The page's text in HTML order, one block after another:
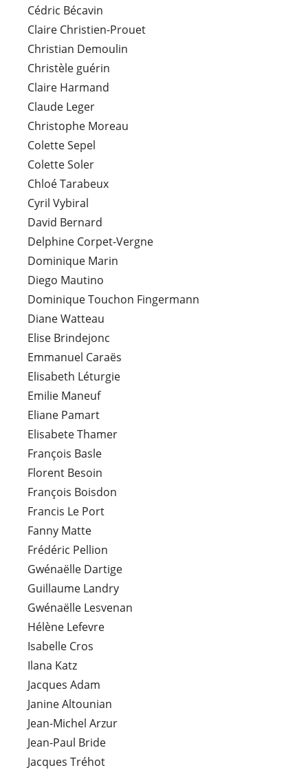
Cédric Bécavin
Claire Christien-Prouet
Christian Demoulin
Christèle guérin
Claire Harmand
Claude Leger
Christophe Moreau
Colette Sepel
Colette Soler
Chloé Tarabeux
Cyril Vybiral
David Bernard
Delphine Corpet-Vergne
Dominique Marin
Diego Mautino
Dominique Touchon Fingermann
Diane Watteau
Elise Brindejonc
Emmanuel Caraës
Elisabeth Léturgie
Emilie Maneuf
Eliane Pamart
Elisabete Thamer
François Basle
Florent Besoin
François Boisdon
Francis Le Port
Fanny Matte
Frédéric Pellion
Gwénaëlle Dartige
Guillaume Landry
Gwénaëlle Lesvenan
Hélène Lefevre
Isabelle Cros
Ilana Katz
Jacques Adam
Janine Altounian
Jean-Michel Arzur
Jean-Paul Bride
Jacques Tréhot